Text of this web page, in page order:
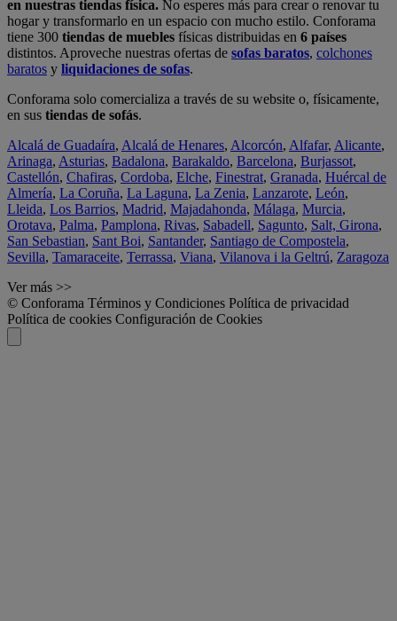
en nuestras tiendas física. No esperes más para crear o renovar tu
hogar y transformarlo en un espacio con mucho estilo. Conforama
tiene 300 tiendas de muebles físicas distribuidas en 6 países
distintos. Aproveche nuestras ofertas de sofas baratos, colchones
baratos y liquidaciones de sofas.
Conforama solo comercializa a través de su website o, físicamente,
en sus tiendas de sofás.
Alcalá de Guadaíra, Alcalá de Henares, Alcorcón, Alfafar, Alicante,
Arinaga, Asturias, Badalona, Barakaldo, Barcelona, Burjassot,
Castellón, Chafiras, Cordoba, Elche, Finestrat, Granada, Huércal de
Almería, La Coruña, La Laguna, La Zenia, Lanzarote, León,
Lleida, Los Barrios, Madrid, Majadahonda, Málaga, Murcia,
Orotava, Palma, Pamplona, Rivas, Sabadell, Sagunto, Salt, Girona,
San Sebastian, Sant Boi, Santander, Santiago de Compostela,
Sevilla, Tamaraceite, Terrassa, Viana, Vilanova i la Geltrú, Zaragoza
Ver más >>
© Conforama Términos y Condiciones Política de privacidad
Política de cookies Configuración de Cookies